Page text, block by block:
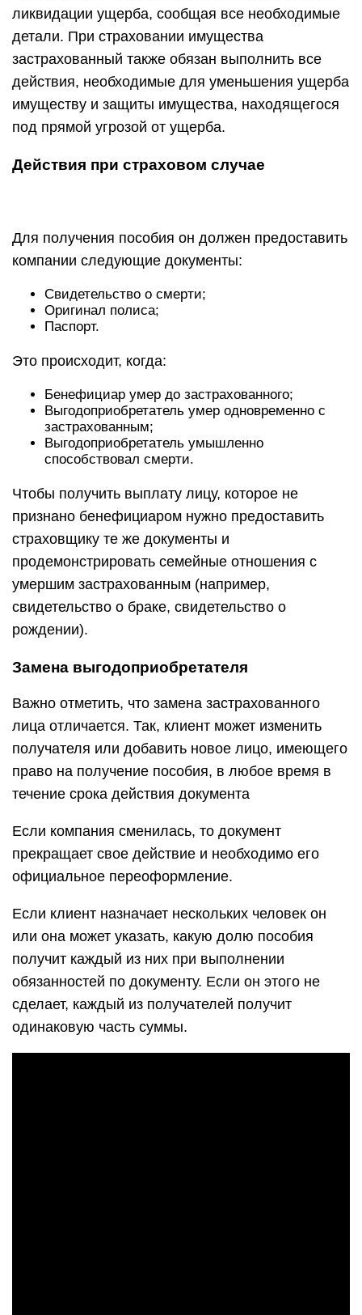
ликвидации ущерба, сообщая все необходимые
детали. При страховании имущества
застрахованный также обязан выполнить все
действия, необходимые для уменьшения ущерба
имуществу и защиты имущества, находящегося
под прямой угрозой от ущерба.
Действия при страховом случае
Для получения пособия он должен предоставить
компании следующие документы:
Свидетельство о смерти;
Оригинал полиса;
Паспорт.
Это происходит, когда:
Бенефициар умер до застрахованного;
Выгодоприобретатель умер одновременно с
застрахованным;
Выгодоприобретатель умышленно
способствовал смерти.
Чтобы получить выплату лицу, которое не
признано бенефициаром нужно предоставить
страховщику те же документы и
продемонстрировать семейные отношения с
умершим застрахованным (например,
свидетельство о браке, свидетельство о
рождении).
Замена выгодоприобретателя
Важно отметить, что замена застрахованного
лица отличается. Так, клиент может изменить
получателя или добавить новое лицо, имеющего
право на получение пособия, в любое время в
течение срока действия документа
Если компания сменилась, то документ
прекращает свое действие и необходимо его
официальное переоформление.
Если клиент назначает нескольких человек он
или она может указать, какую долю пособия
получит каждый из них при выполнении
обязанностей по документу. Если он этого не
сделает, каждый из получателей получит
одинаковую часть суммы.